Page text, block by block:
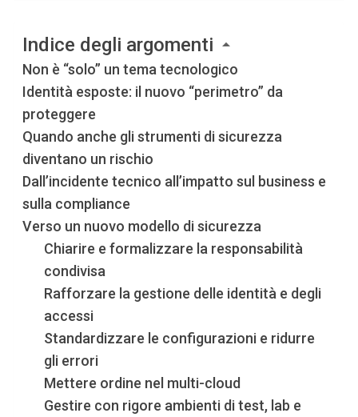
Indice degli argomenti
Non è “solo” un tema tecnologico
Identità esposte: il nuovo “perimetro” da
proteggere
Quando anche gli strumenti di sicurezza
diventano un rischio
Dall’incidente tecnico all’impatto sul business e
sulla compliance
Verso un nuovo modello di sicurezza
Chiarire e formalizzare la responsabilità
condivisa
Rafforzare la gestione delle identità e degli
accessi
Standardizzare le configurazioni e ridurre
gli errori
Mettere ordine nel multi-cloud
Gestire con rigore ambienti di test, lab e